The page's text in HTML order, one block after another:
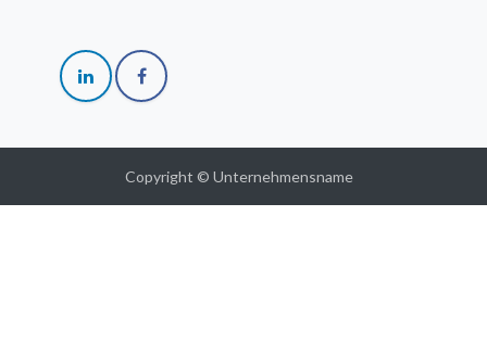
Copyright © Unternehmensname